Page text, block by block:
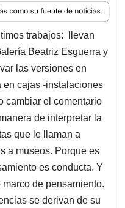
trabajos: llevan
Beatriz Esguerra y
las versiones en
en cajas -instalaciones
cambiar el comentario
de interpretar la
que le llaman a
a museos. Porque es
es conducta. Y
de pensamiento.
se derivan de su